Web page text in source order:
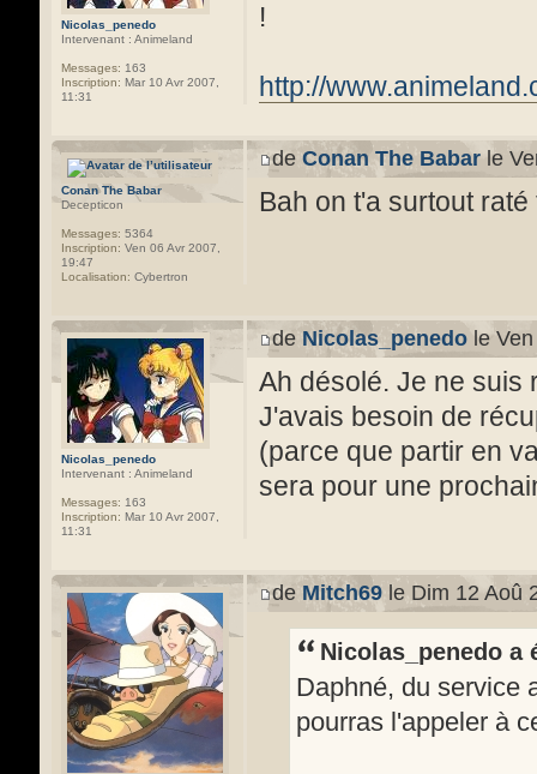
Nicolas_penedo
Intervenant : Animeland
Messages: 163
Inscription: Mar 10 Avr 2007,
11:31
!
http://
Conan The Babar
Decepticon
Messages: 5364
Inscription: Ven 06 Avr 2007,
19:47
Localisation: Cybertron
de Conan The Babar le
Bah on t'a surtout raté
Nicolas_penedo
Intervenant : Animeland
Messages: 163
Inscription: Mar 10 Avr 2007,
11:31
de Nicolas_penedo le
Ah désolé. Je ne suis
J'avais besoin de
(parce que partir en
sera pour une
de Mitch69 le Dim 12 Aoû
Nicolas_penedo a
Daphné, du service
pourras l'appeler à